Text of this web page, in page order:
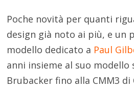
Poche novità per quanti
design già noto ai più, e un
modello dedicato a Paul
anni insieme al suo modello
Brubacker fino alla CMM3 di